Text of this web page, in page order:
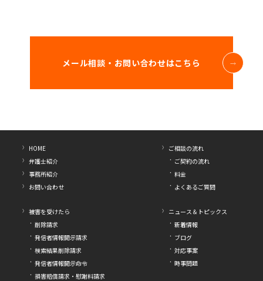
メール相談・お問い合わせはこちら
HOME
弁護士紹介
事務所紹介
お問い合わせ
ご相談の流れ
ご契約の流れ
料金
よくあるご質問
被害を受けたら
削除請求
発信者情報開示請求
検索結果削除請求
発信者情報開示命令
損害賠償請求・慰謝料請求
ニュース＆トピックス
新着情報
ブログ
対応事案
時事問題